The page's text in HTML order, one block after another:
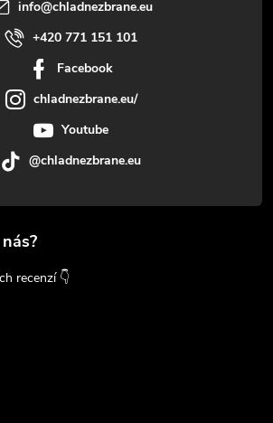
stylu
i sbírku.
info@chladnezbrane.eu
+420 771 151 101
Facebook
chladnezbrane.eu/
Youtube
@chladnezbrane.eu
recenzí 👇